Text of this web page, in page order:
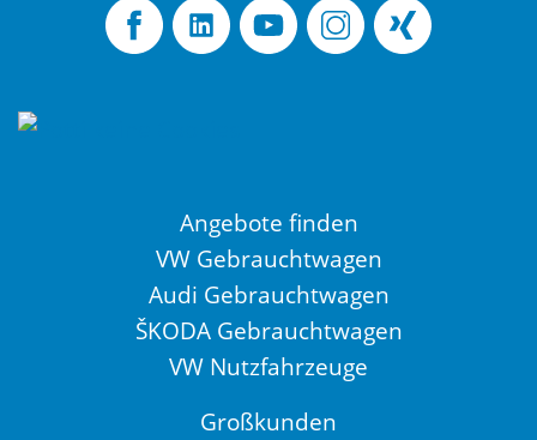
Angebote finden
VW Gebrauchtwagen
Audi Gebrauchtwagen
ŠKODA Gebrauchtwagen
VW Nutzfahrzeuge
Großkunden